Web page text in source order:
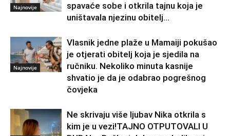
Najnovije
spavaće sobe i otkrila tajnu koja je
uništavala njezinu obitelj…
Najnovije
Vlasnik jedne plaže u Mamaiji pokušao
je otjerati obitelj koja je sjedila na
ručniku. Nekoliko minuta kasnije
shvatio je da je odabrao pogrešnog
čovjeka
Ne skrivaju više ljubav Nika otkrila s
kim je u vezi!TAJNO OTPUTOVALI U